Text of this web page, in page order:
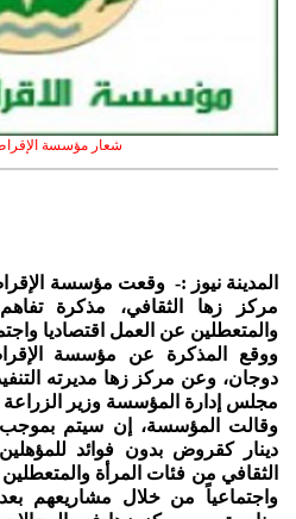
شعار مؤسسة
المدينة نيوز :- وقعت مؤسسة
مركز زها الثقافي، مذكرة
والمتعطلين عن العمل اقتصاديا
ووقع المذكرة عن مؤسسة
دوجان، وعن مركز زها مديرته
مجلس إدارة المؤسسة وزير الزراعة
دينار كقروض بدون فوائد
الثقافي من فئات المرأة
واجتماعياً من خلال مشاريعهم